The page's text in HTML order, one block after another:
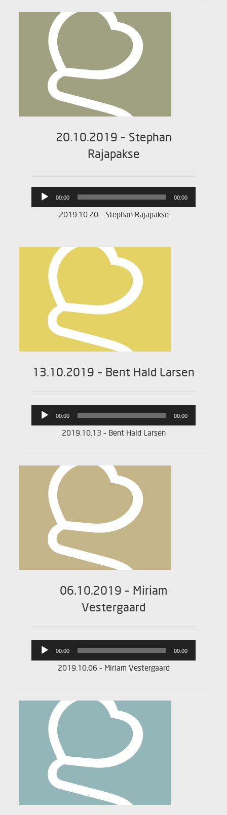
20.10.2019 – Stephan
Rajapakse
Lydafspiller
00:00 00:00
2019.10.20 – Stephan Rajapakse
13.10.2019 – Bent Hald Larsen
Lydafspiller
00:00 00:00
2019.10.13 – Bent Hald Larsen
06.10.2019 – Miriam
Vestergaard
Lydafspiller
00:00 00:00
2019.10.06 – Miriam Vestergaard